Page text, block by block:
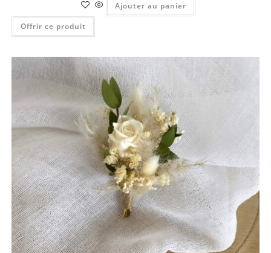
Ajouter au panier
Offrir ce produit